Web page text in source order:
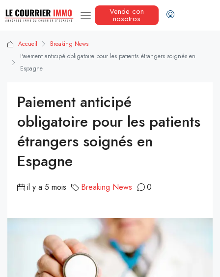
Vende con
nosotros
Accueil
Breaking News
Paiement anticipé obligatoire pour les patients étrangers soignés en
Espagne
Paiement anticipé
obligatoire pour les patients
étrangers soignés en
Espagne
il y a 5 mois Breaking News 0